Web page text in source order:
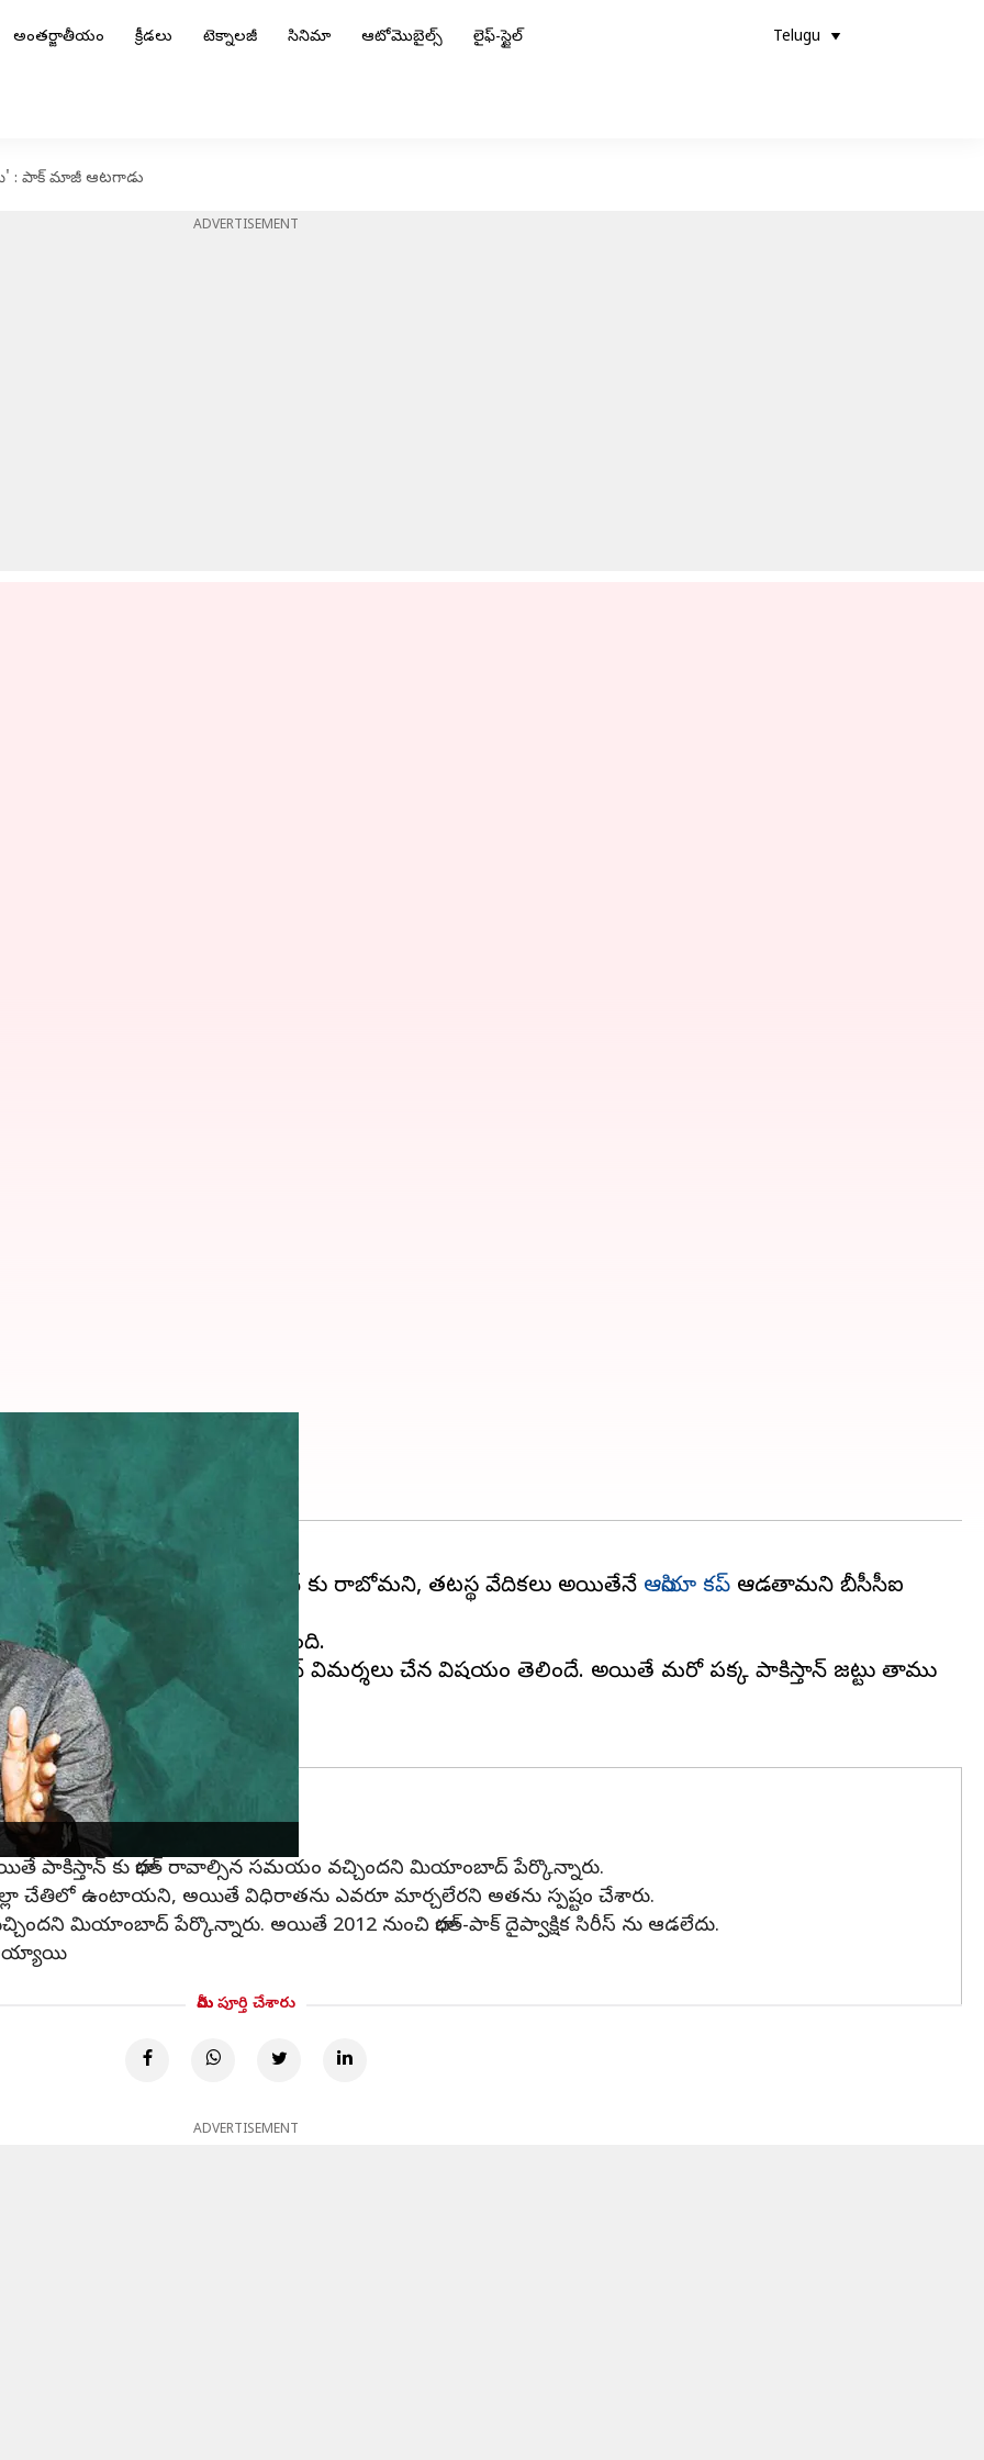
అంతర్జాతీయం క్రీడలు టెక్నాలజీ సినిమా ఆటోమొబైల్స్ లైఫ్-స్టైల్ Telugu
: పాక్ మాజీ ఆటగాడు
ADVERTISEMENT
: పాక్ మాజీ ఆటగాడు
కారణాల వల్ల తాము పాకిస్థాన్ కు రాబోమని, తటస్థ వేదికలు అయితేనే ఆసియా కప్ ఆడతామని బీసీసీఐ
ఈ వివాదం కొనసాగుతూనే ఉంది.
పాక్ మాజీ ప్రధాని ఇమ్రాన్ ఖాన్ విమర్శలు చేసిన విషయం తెలిసిందే. అయితే మరో పక్క పాకిస్తాన్ జట్టు తాము
చేస్తోంది.
పాకిస్తాన్ కు భారత్ రావాల్సిన సమయం వచ్చిందని మియాంబాద్ పేర్కొన్నారు.
చేతిలో ఉంటాయని, అయితే విధిరాతను ఎవరూ మార్చలేరని అతను స్పష్టం చేశారు.
మియాంబాద్ పేర్కొన్నారు. అయితే 2012 నుంచి భారత్-పాక్ దైప్వాక్షిక సిరీస్‌ ను ఆడలేదు.
అయ్యాయి
మీరు పూర్తి చేశారు
ADVERTISEMENT